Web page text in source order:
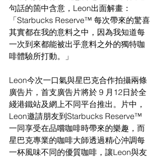
句話的箇中含意，Leon出面解畫：
「Starbucks Reserve™ 每次帶來的驚喜
其實都在我的意料之中，因為我知道每
一次到來都能被出乎意料之外的獨特咖
啡體驗所打動。」
Leon今次一口氣與星巴克合作拍攝兩條
廣告片，首支廣告片將於 9 月12日於全
綫港鐵站及網上不同平台推出。片中，
Leon邀請朋友到Starbucks Reserve™
一同享受在品嚐咖啡時帶來的樂趣，而
星巴克專業的咖啡大師透過精心沖調每
一杯風味不同的優質咖啡，讓Leon與友